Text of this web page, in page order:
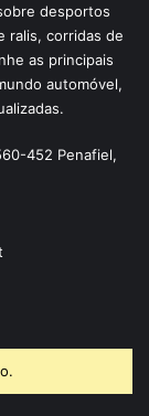
desportos
ralis, corridas de
as principais
automóvel,
452 Penafiel,